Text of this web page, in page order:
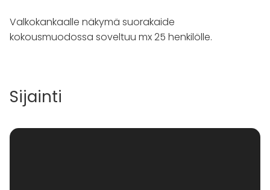
Valkokankaalle näkymä suorakaide
kokousmuodossa soveltuu mx 25 henkilölle.
Sijainti